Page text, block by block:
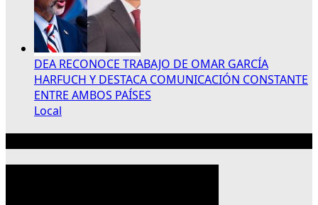
DEA RECONOCE TRABAJO DE OMAR GARCÍA
HARFUCH Y DESTACA COMUNICACIÓN CONSTANTE
ENTRE AMBOS PAÍSES
Local